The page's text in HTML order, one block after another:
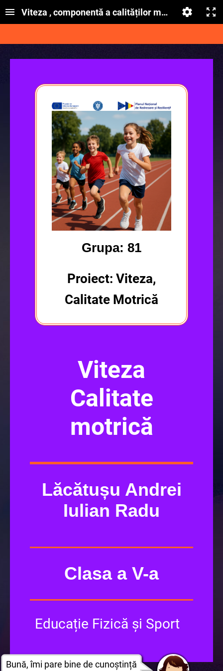
Bună, îmi pare bine de cunoștință
Viteza , componentă a calităților motrice de bază
Grupa: 81
Proiect: Viteza,
Calitate Motrică
Viteza
Calitate
motrică
Lăcătușu Andrei
Iulian Radu
Clasa a V-a
Educație Fizică și Sport